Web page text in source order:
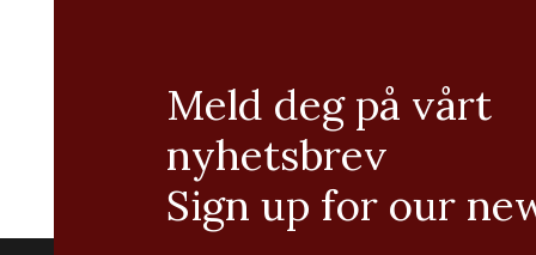
Meld deg på vårt
nyhetsbrev
Sign up for our